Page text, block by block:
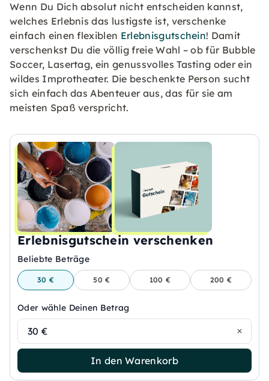
Wenn Du Dich absolut nicht entscheiden kannst,
welches Erlebnis das lustigste ist, verschenke
einfach einen flexiblen Erlebnisgutschein! Damit
verschenkst Du die völlig freie Wahl – ob für Bubble
Soccer, Lasertag, ein genussvolles Tasting oder ein
wildes Improtheater. Die beschenkte Person sucht
sich einfach das Abenteuer aus, das für sie am
meisten Spaß verspricht.
Erlebnisgutschein verschenken
Beliebte Beträge
30 € 50 € 100 € 200 €
Oder wähle Deinen Betrag
30 €
In den Warenkorb